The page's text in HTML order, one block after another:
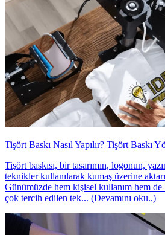
Tişört Baskı Nasıl Yapılır? Tişört Baskı
Tişört baskısı, bir tasarımın, logonun,
teknikler kullanılarak kumaş üzerine
Günümüzde hem kişisel kullanım hem
çok tercih edilen tek... (Devamını oku..)